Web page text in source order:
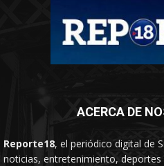
ACERCA DE
Reporte18, el periódico digital de
noticias, entretenimiento, deportes